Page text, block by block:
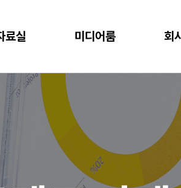
CLOUD
AWS (Amazon Web Services)
Microsoft Azure
Microsoft Power Platform
NAVER Cloud Platform
컨텍
신 실현
계로 품질 향상
스템
강화
활용
현장을 위한 통합된 플랫폼
위한 유연한 물류 시스템
정밀성과 효율성을 위한 도구
료실
프로젝트 사례
다운로드
미디어룸
공지사항
블로그
회
기
투
해
채